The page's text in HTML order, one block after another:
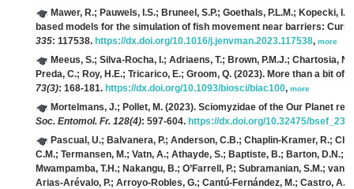
Mawer, R.; Pauwels, I.S.; Bruneel, S.P.; Goethals, P.L.M.; Kopecki,
based models for the simulation of fish movement near barriers:
335: 117538. https://dx.doi.org/10.1016/j.jenvman.2023.117538, more
Meeus, S.; Silva-Rocha, I.; Adriaens, T.; Brown, P.M.J.; Chartosia,
Preda, C.; Roy, H.E.; Tricarico, E.; Groom, Q. (2023). More than a bit of
73(3): 168-181. https://dx.doi.org/10.1093/biosci/biac100, more
Mortelmans, J.; Pollet, M. (2023). Sciomyzidae of the Our Planet
Soc. Entomol. Fr. 128(4): 597-604. https://dx.doi.org/10.32475/
Pascual, U.; Balvanera, P.; Anderson, C.B.; Chaplin-Kramer, R.;
C.M.; Termansen, M.; Vatn, A.; Athayde, S.; Baptiste, B.; Barton, D.N.;
Mwampamba, T.H.; Nakangu, B.; O’Farrell, P.; Subramanian, S.M.;
Arias-Arévalo, P.; Arroyo-Robles, G.; Cantú-Fernández, M.; Castro,